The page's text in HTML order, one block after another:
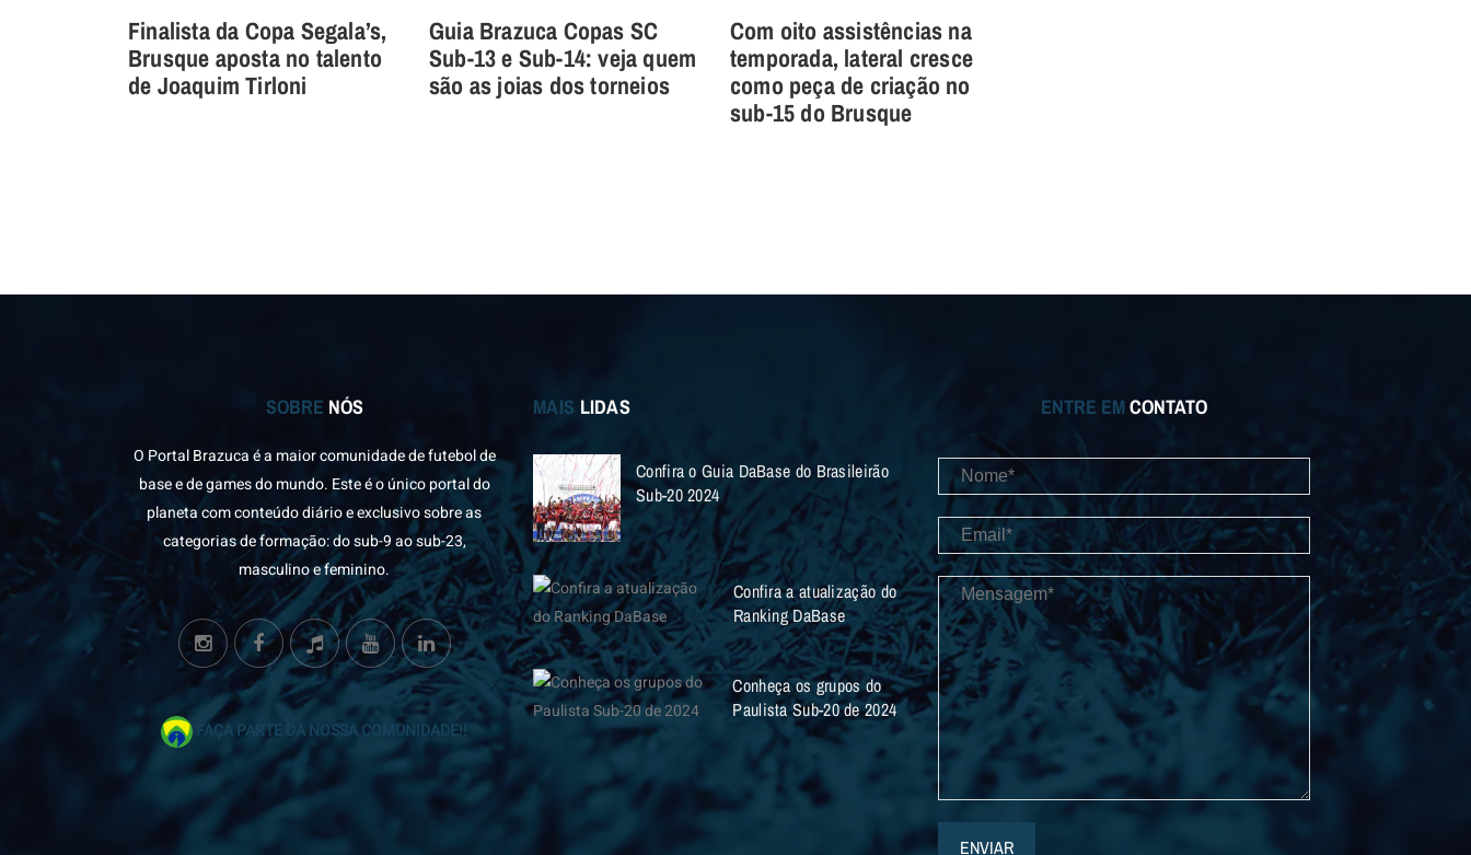
Finalista da Copa Segala’s,
Brusque aposta no talento
de Joaquim Tirloni
Guia Brazuca Copas SC
Sub-13 e Sub-14: veja quem
são as joias dos torneios
Com oito assistências na
temporada, lateral cresce
como peça de criação no
sub-15 do Brusque
SOBRE NÓS
O Portal Brazuca é a maior comunidade de futebol de
base e de games do mundo. Este é o único portal do
planeta com conteúdo diário e exclusivo sobre as
categorias de formação: do sub-9 ao sub-23,
masculino e feminino.
FAÇA PARTE DA NOSSA COMUNIDADE!!
MAIS LIDAS
Confira o Guia DaBase do Brasileirão
Sub-20 2024
Confira a atualização do
Ranking DaBase
Conheça os grupos do
Paulista Sub-20 de 2024
ENTRE EMCONTATO
ENVIAR